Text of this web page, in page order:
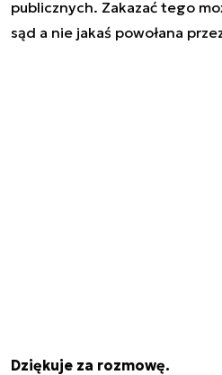
publicznych. Zakazać tego
sąd a nie jakaś powołana
Dziękuje za rozmowę.